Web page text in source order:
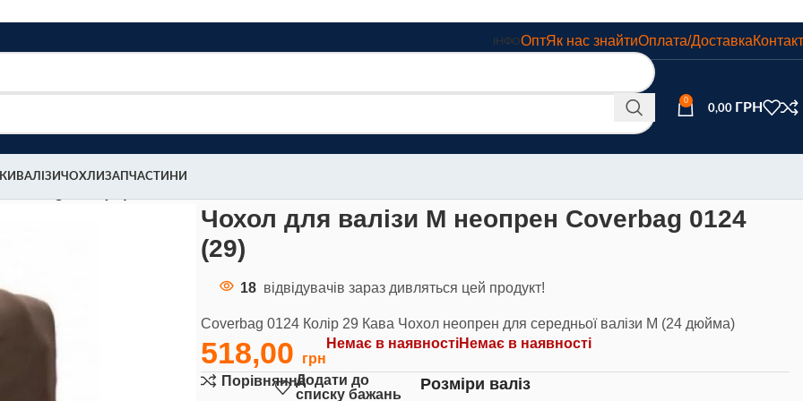
ІНФО Оплата/Доставка
Як нас знайти
Опт
0
0,00
ВАЛІЗИЧОХЛИЗАПЧАСТИНИ
Чохол для валізи M неопрен Coverbag 0124
(29)
18 відвідувачів зараз дивляться цей продукт!
Coverbag 0124 Колір 29 Кава Чохол неопрен для середньої валізи M (24 дюйма)
518,00 Немає в наявностіНемає в наявності
ПорівнянняДодати до
списку бажань
Розміри валіз